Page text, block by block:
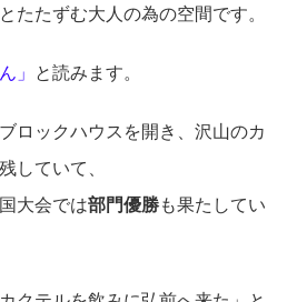
たたずむ大人の為の空間です。
」 と読みます。
ロックハウスを開き、沢山のカ
していて、
大会では部門優勝も果たしてい